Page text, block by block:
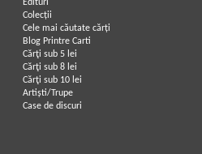
Edituri
Colecții
Cele mai căutate cărți
Blog Printre Carti
Cărţi sub 5 lei
Cărţi sub 8 lei
Cărţi sub 10 lei
Artiști/Trupe
Case de discuri